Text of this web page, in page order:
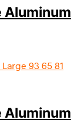
Aluminum
Aluminum